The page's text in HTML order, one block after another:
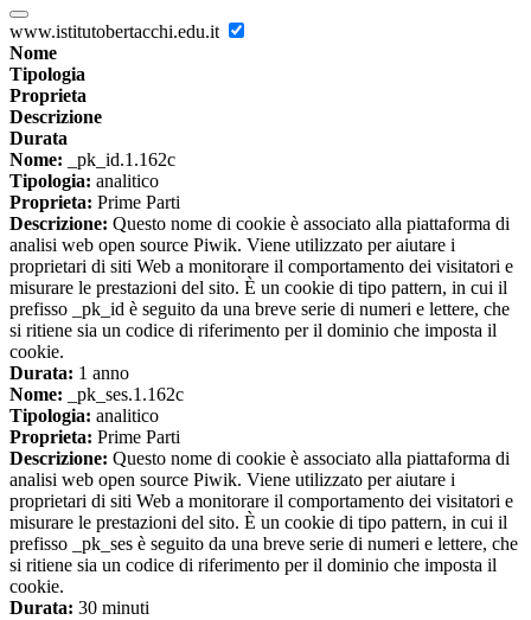
www.istitutobertacchi.edu.it
Nome
Tipologia
Proprieta
Descrizione
Durata
Nome: _pk_id.1.162c
Tipologia: analitico
Proprieta: Prime Parti
Descrizione: Questo nome di cookie è associato alla piattaforma di
analisi web open source Piwik. Viene utilizzato per aiutare i
proprietari di siti Web a monitorare il comportamento dei visitatori e
misurare le prestazioni del sito. È un cookie di tipo pattern, in cui il
prefisso _pk_id è seguito da una breve serie di numeri e lettere, che
si ritiene sia un codice di riferimento per il dominio che imposta il
cookie.
Durata: 1 anno
Nome: _pk_ses.1.162c
Tipologia: analitico
Proprieta: Prime Parti
Descrizione: Questo nome di cookie è associato alla piattaforma di
analisi web open source Piwik. Viene utilizzato per aiutare i
proprietari di siti Web a monitorare il comportamento dei visitatori e
misurare le prestazioni del sito. È un cookie di tipo pattern, in cui il
prefisso _pk_ses è seguito da una breve serie di numeri e lettere, che
si ritiene sia un codice di riferimento per il dominio che imposta il
cookie.
Durata: 30 minuti